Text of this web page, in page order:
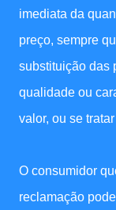
imediata da
preço, sempre
substituição das
qualidade ou
valor, ou se
O consumidor
reclamação